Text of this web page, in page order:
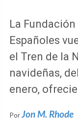
La
Españoles
el Tren de la
navideñas,
enero,
PorJon M. Rhode